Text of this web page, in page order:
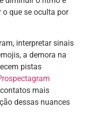
que se oculta por
interpretar sinais
a demora na
pistas
mais
dessas nuances